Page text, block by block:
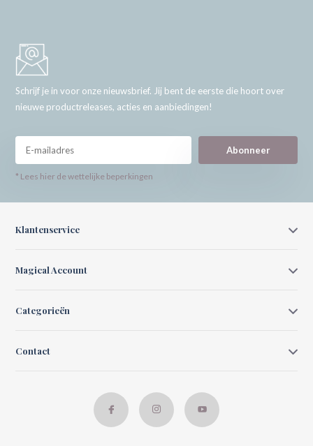
Schrijf je in voor onze nieuwsbrief. Jij bent de eerste die hoort over
nieuwe productreleases, acties en aanbiedingen!
Abonneer
* Lees hier de wettelijke beperkingen
Klantenservice
Magical Account
Categorieën
Contact